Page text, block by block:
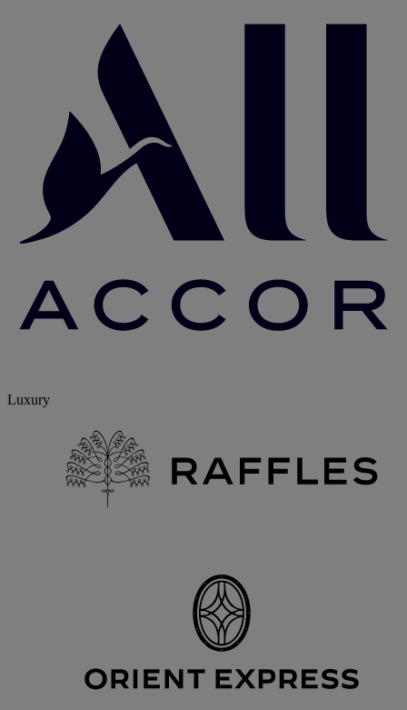
Luxury